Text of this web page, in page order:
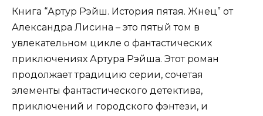
Книга “Артур Рэйш. История пятая. Жнец” от
Александра Лисина – это пятый том в
увлекательном цикле о фантастических
приключениях Артура Рэйша. Этот роман
продолжает традицию серии, сочетая
элементы фантастического детектива,
приключений и городского фэнтези, и